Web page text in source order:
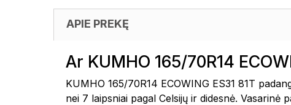
APIE PREKĘ
Ar KUMHO 165/70R14
KUMHO 165/70R14 ECOWING ES31 81T
nei 7 laipsniai pagal Celsijų ir didesnė.